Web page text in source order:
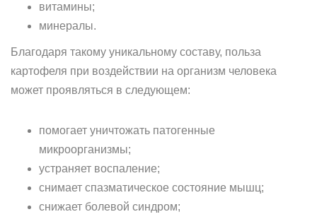
витамины;
минералы.
Благодаря такому уникальному составу, польза
картофеля при воздействии на организм человека
может проявляться в следующем:
помогает уничтожать патогенные
микроорганизмы;
устраняет воспаление;
снимает спазматическое состояние мышц;
снижает болевой синдром;